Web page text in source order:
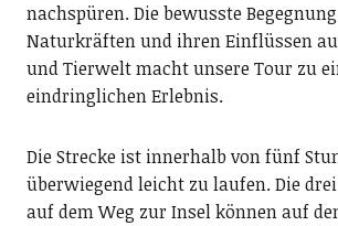
nachspüren. Die bewusste
Naturkräften und ihren Einflüssen
und Tierwelt macht unsere Tour zu
eindringlichen Erlebnis.
Die Strecke ist innerhalb von fünf
überwiegend leicht zu laufen. Die drei
auf dem Weg zur Insel können auf